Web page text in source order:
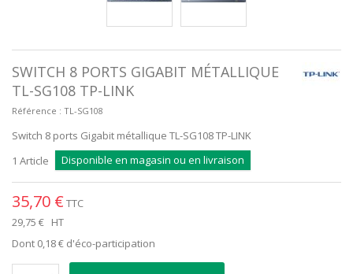
SWITCH 8 PORTS GIGABIT MÉTALLIQUE
TL-SG108 TP-LINK
Référence : TL-SG108
Switch 8 ports Gigabit métallique TL-SG108 TP-LINK
1 Article Disponible en magasin ou en livraison
35,70 € TTC
29,75 € HT
Dont 0,18 € d'éco-participation